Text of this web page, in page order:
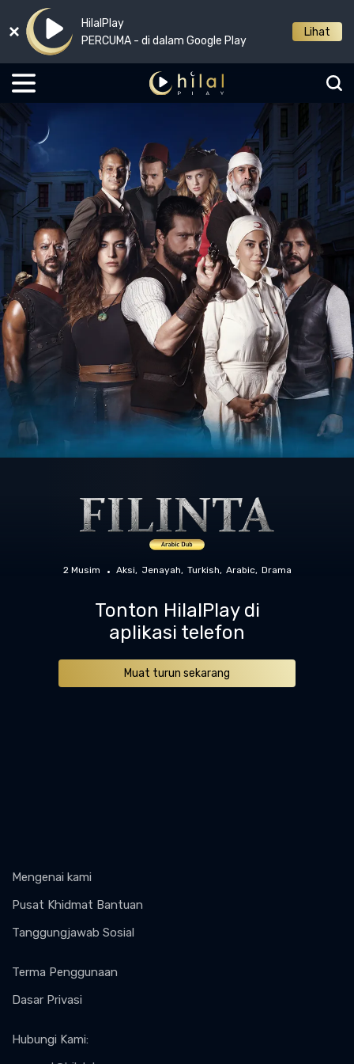
HilalPlay
PERCUMA - di dalam Google Play
Lihat
2 Musim Aksi Jenayah Turkish Arabic Drama
Tonton HilalPlay di
aplikasi telefon
Muat turun sekarang
Mengenai kami
Pusat Khidmat Bantuan
Tanggungjawab Sosial
Terma Penggunaan
Dasar Privasi
Hubungi Kami: